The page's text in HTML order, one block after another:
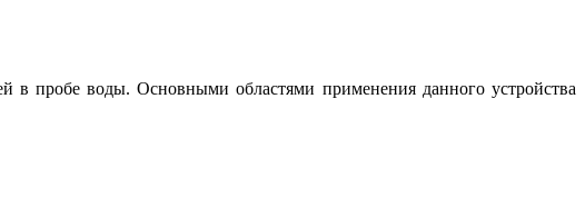
в пробе воды. Основными областями применения данного устройства